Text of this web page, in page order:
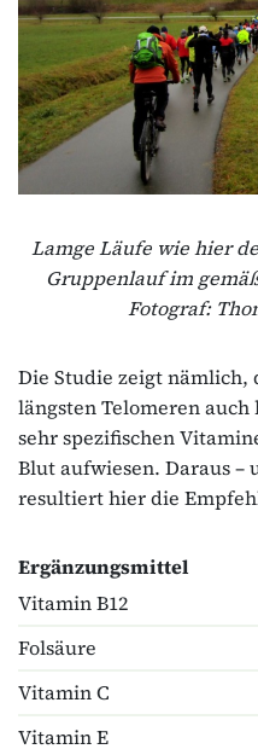
Lamge Läufe wie hier
Gruppenlauf im
Fotograf:
Die Studie zeigt nämlich,
längsten Telomeren
sehr spezifischen
Blut aufwiesen. Daraus –
resultiert hier die
Ergänzungsmittel
Vitamin B12
Folsäure
Vitamin C
Vitamin E